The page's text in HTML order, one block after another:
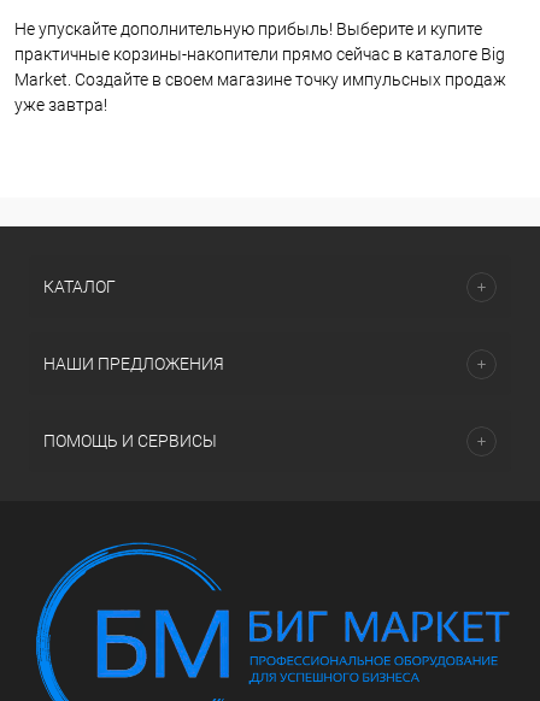
Не упускайте дополнительную прибыль! Выберите и купите
практичные корзины-накопители прямо сейчас в каталоге Big
Market. Создайте в своем магазине точку импульсных продаж
уже завтра!
КАТАЛОГ
НАШИ ПРЕДЛОЖЕНИЯ
ПОМОЩЬ И СЕРВИСЫ